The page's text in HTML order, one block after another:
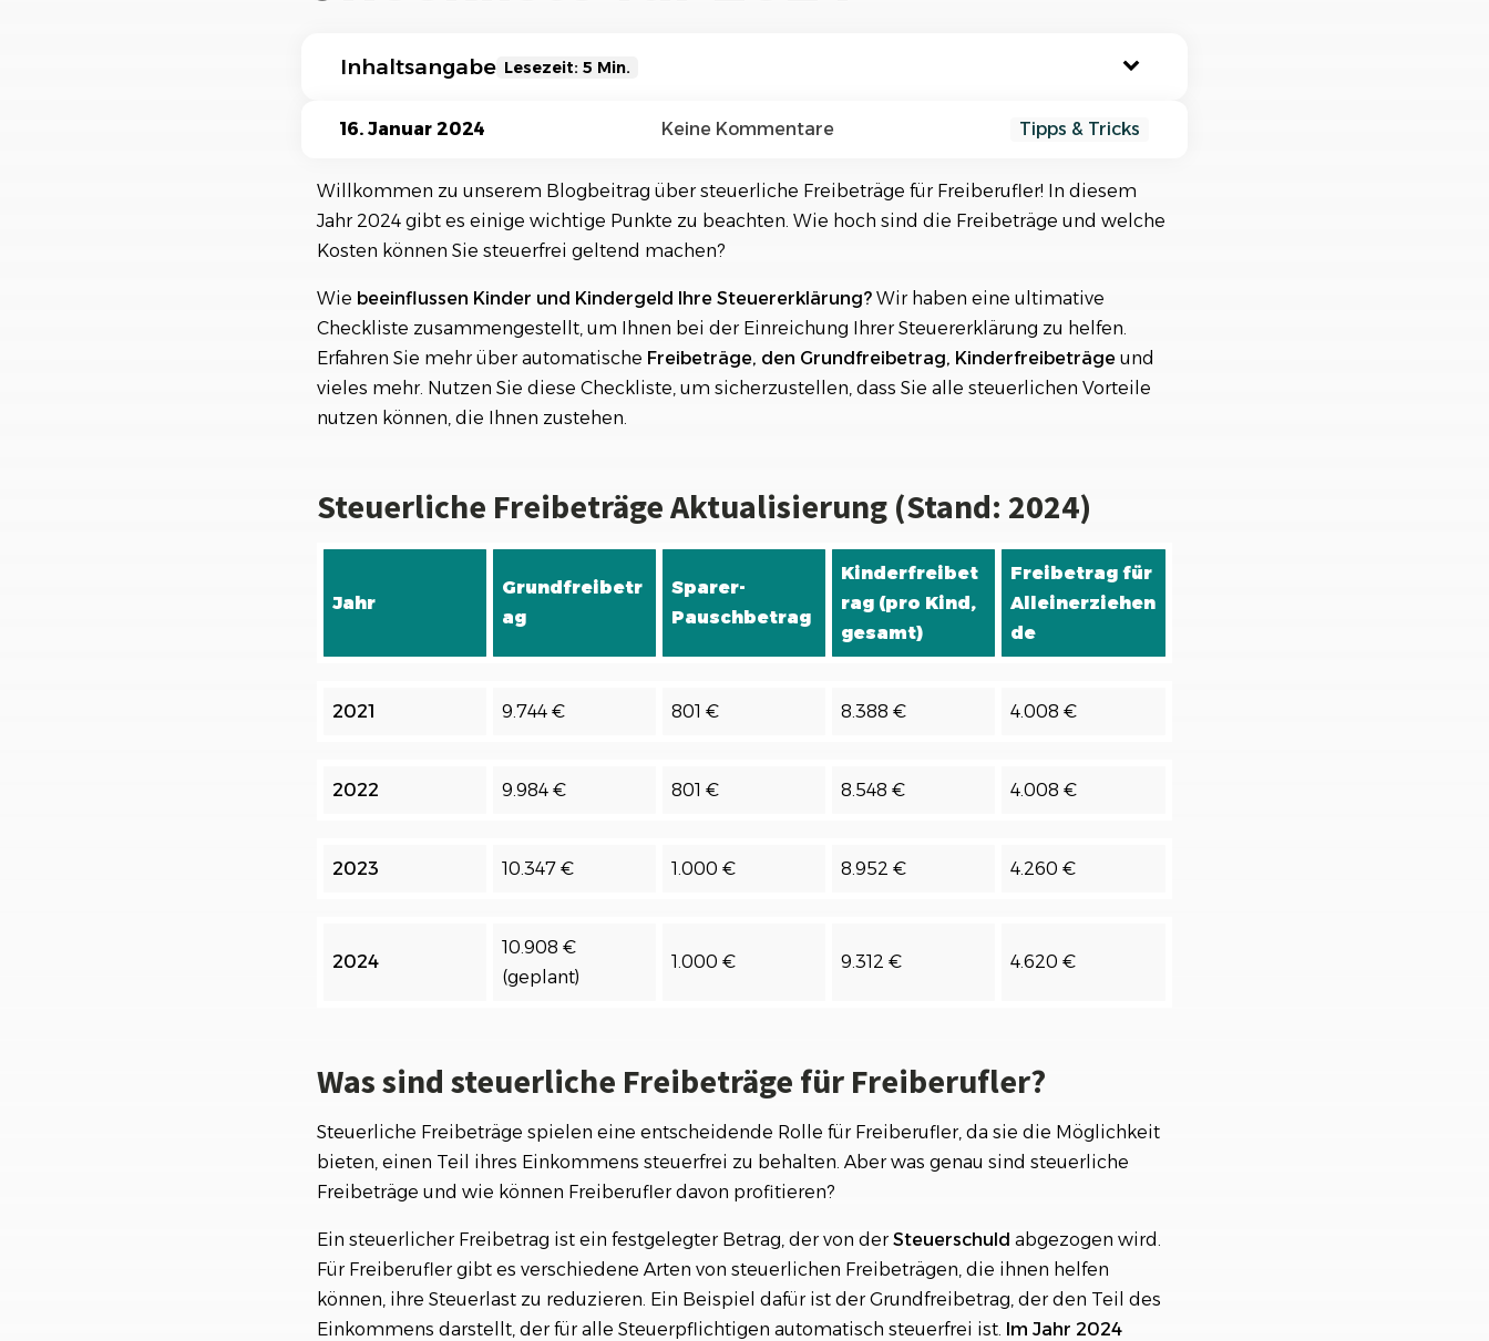
unserer Referenzen an...
Inhaltsangabe Lesezeit: 5 Min.
Steuerliche Freibeträge Aktualisierung (Stand: 2024)
Was sind steuerliche Freibeträge und warum sind sie wichtig?
Tipps zur Optimierung Ihrer Nutzung der steuerlichen Freibeträge
Steuerliche Fallstricke bei der Nutzung von Freibeträgen für Freiberufler
16. Januar 2024 Keine Kommentare Tipps & Tricks
Willkommen zu unserem Blogbeitrag über steuerliche Freibeträge für Freiberufler! In diesem
Jahr 2024 gibt es einige wichtige Punkte zu beachten. Wie hoch sind die Freibeträge und welche
Kosten können Sie steuerfrei geltend machen?
Wie beeinflussen Kinder und Kindergeld Ihre Steuererklärung?Wir haben eine ultimative
Checkliste zusammengestellt, um Ihnen bei der Einreichung Ihrer Steuererklärung zu helfen.
Erfahren Sie mehr über automatische Freibeträge, den Grundfreibetrag, Kinderfreibeträge und
vieles mehr. Nutzen Sie diese Checkliste, um sicherzustellen, dass Sie alle steuerlichen Vorteile
nutzen können, die Ihnen zustehen.
Steuerliche Freibeträge Aktualisierung (Stand: 2024)
Jahr
Grundfreibetr
ag
Sparer-
Pauschbetrag
Kinderfreibet
rag (pro Kind,
gesamt)
Freibetrag für
Alleinerziehen
de
2021 9.744 € 801 € 8.388 € 4.008 €
2022 9.984 € 801 € 8.548 € 4.008 €
2023 10.347 € 1.000 € 8.952 € 4.260 €
2024
10.908 €
(geplant)
1.000 € 9.312 € 4.620 €
Was sind steuerliche Freibeträge für Freiberufler?
Steuerliche Freibeträge spielen eine entscheidende Rolle für Freiberufler, da sie die Möglichkeit
bieten, einen Teil ihres Einkommens steuerfrei zu behalten. Aber was genau sind steuerliche
Freibeträge und wie können Freiberufler davon profitieren?
Ein steuerlicher Freibetrag ist ein festgelegter Betrag, der von der Steuerschuld abgezogen wird.
Für Freiberufler gibt es verschiedene Arten von steuerlichen Freibeträgen, die ihnen helfen
können, ihre Steuerlast zu reduzieren. Ein Beispiel dafür ist der Grundfreibetrag, der den Teil des
Einkommens darstellt, der für alle Steuerpflichtigen automatisch steuerfrei ist. Im Jahr 2024